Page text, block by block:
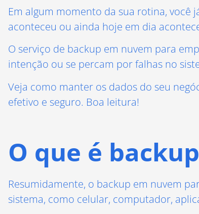
Em algum momento da sua rotina, você
aconteceu ou ainda hoje em dia
O serviço de backup em nuvem para
intenção ou se percam por falhas no
Veja como manter os dados do seu
efetivo e seguro. Boa leitura!
O que é
Resumidamente, o backup em nuvem
sistema, como celular, computador,